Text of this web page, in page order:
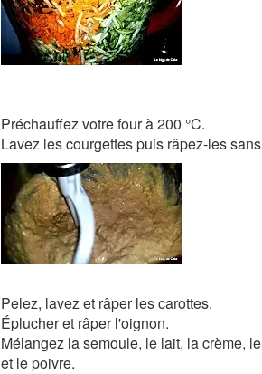
Préchauffez votre four à 200 °C.
Lavez les courgettes puis râpez-les
Pelez, lavez et râper les carottes.
Éplucher et râper l'oignon.
Mélangez la semoule, le lait, la crème,
et le poivre.